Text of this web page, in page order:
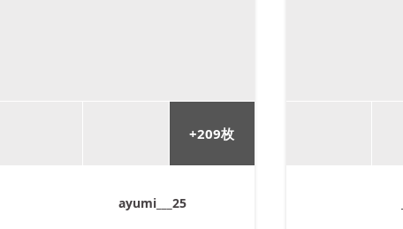
+209枚
ayumi___25